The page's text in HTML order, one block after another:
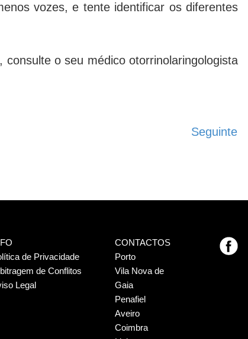
vozes, e tente identificar os diferentes
o seu médico otorrinolaringologista
Seguinte
de Privacidade
de Conflitos
Legal
CONTACTOS
Porto
Vila Nova de
Gaia
Penafiel
Aveiro
Coimbra